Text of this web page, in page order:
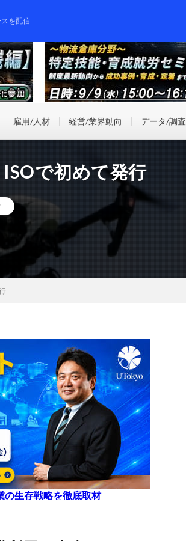
を配信
雇用/人材 経営/業界動向 データ/調査
で初めて発行
の生存戦略を徹底取材